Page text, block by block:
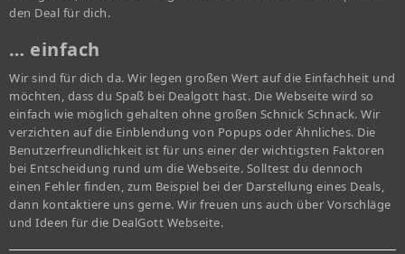
den Deal für dich.
… einfach
Wir sind für dich da. Wir legen großen Wert auf die Einfachheit und
möchten, dass du Spaß bei Dealgott hast. Die Webseite wird so
einfach wie möglich gehalten ohne großen Schnick Schnack. Wir
verzichten auf die Einblendung von Popups oder Ähnliches. Die
Benutzerfreundlichkeit ist für uns einer der wichtigsten Faktoren
bei Entscheidung rund um die Webseite. Solltest du dennoch
einen Fehler finden, zum Beispiel bei der Darstellung eines Deals,
dann kontaktiere uns gerne. Wir freuen uns auch über Vorschläge
und Ideen für die DealGott Webseite.